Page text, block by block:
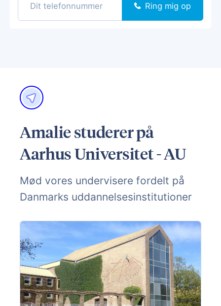
Ring mig op
Amalie studerer på
Aarhus Universitet - AU
Mød vores undervisere fordelt på
Danmarks uddannelsesinstitutioner